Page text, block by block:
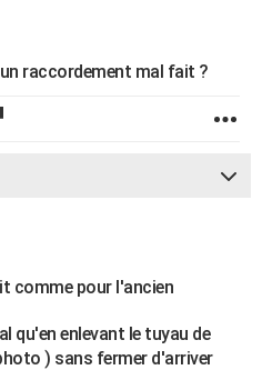
raccordement mal fait ?
comme pour l'ancien
qu'en enlevant le tuyau de
) sans fermer d'arriver